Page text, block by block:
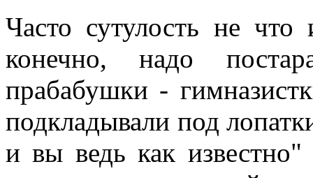
Часто сутулость не
конечно, надо
прабабушки -
подкладывали под
и вы ведь как